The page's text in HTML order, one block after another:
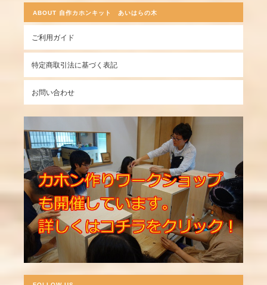
ABOUT 自作カホンキット あいはらの木
ご利用ガイド
特定商取引法に基づく表記
お問い合わせ